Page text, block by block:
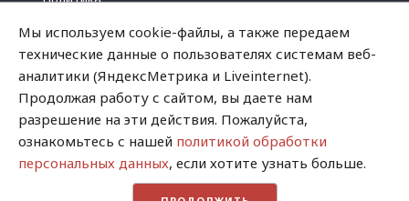
Криминал
Успех
Хватит это терпеть
Мы используем cookie-файлы, а также передаем
технические данные о пользователях системам веб-
аналитики (ЯндексМетрика и Liveinternet).
Продолжая работу с сайтом, вы даете нам
разрешение на эти действия. Пожалуйста,
ознакомьтесь с нашей политикой обработки
персональных данных, если хотите узнать больше.